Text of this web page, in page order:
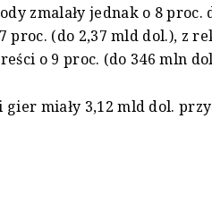
zmalały jednak o 8 proc.
proc. (do 2,37 mld dol.), z
o 9 proc. (do 346 mln
miały 3,12 mld dol.